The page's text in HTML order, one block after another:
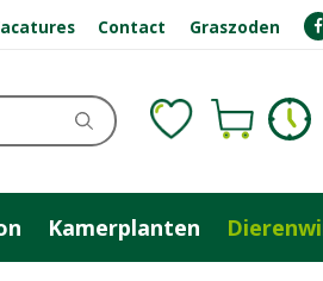
Contact Graszoden
Kamerplanten